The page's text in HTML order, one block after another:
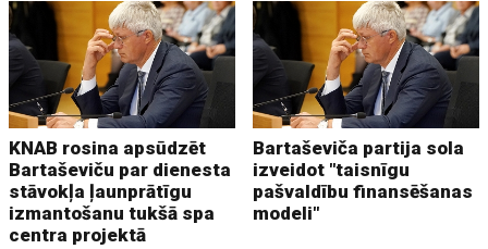
KNAB rosina apsūdzēt
Bartaševiču par dienesta
stāvokļa ļaunprātīgu
izmantošanu tukšā spa
centra projektā
Bartaševiča partija sola
izveidot "taisnīgu
pašvaldību finansēšanas
modeli"